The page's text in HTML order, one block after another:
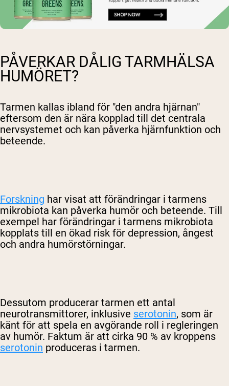
PÅVERKAR DÅLIG TARMHÄLSA
HUMÖRET?
Tarmen kallas ibland för "den andra hjärnan"
eftersom den är nära kopplad till det centrala
nervsystemet och kan påverka hjärnfunktion och
beteende.
Forskning har visat att förändringar i tarmens
mikrobiota kan påverka humör och beteende. Till
exempel har förändringar i tarmens mikrobiota
kopplats till en ökad risk för depression, ångest
och andra humörstörningar.
Dessutom producerar tarmen ett antal
neurotransmittorer, inklusive serotonin, som är
känt för att spela en avgörande roll i regleringen
av humör. Faktum är att cirka 90 % av kroppens
serotonin produceras i tarmen.